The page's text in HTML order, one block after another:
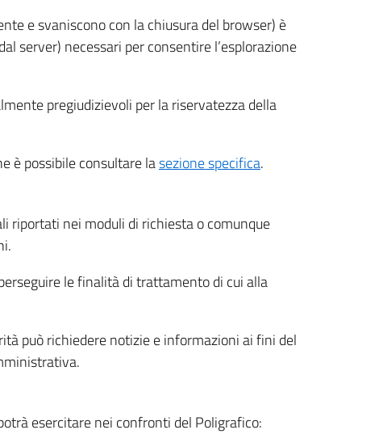
e svaniscono con la chiusura del browser) è
server) necessari per consentire l’esplorazione
pregiudizievoli per la riservatezza della
è possibile consultare lasezione specifica.
riportati nei moduli di richiesta o comunque
le finalità di trattamento di cui alla
può richiedere notizie e informazioni ai fini del
esercitare nei confronti del Poligrafico: